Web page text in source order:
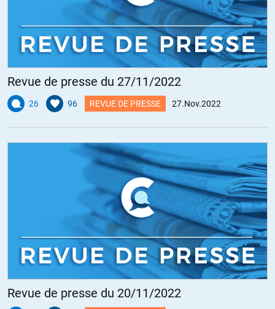
Revue de presse du 27/11/2022
26 96 REVUE DE PRESSE 27.Nov.2022
Revue de presse du 20/11/2022